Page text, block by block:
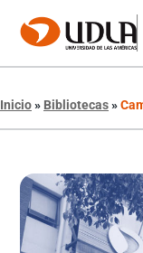
Inicio» Bibliotecas»